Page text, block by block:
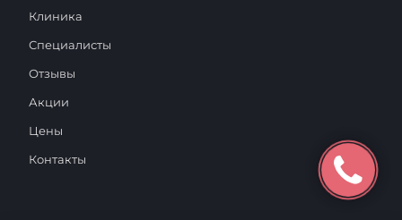
Клиника
Специалисты
Отзывы
Акции
Цены
Контакты